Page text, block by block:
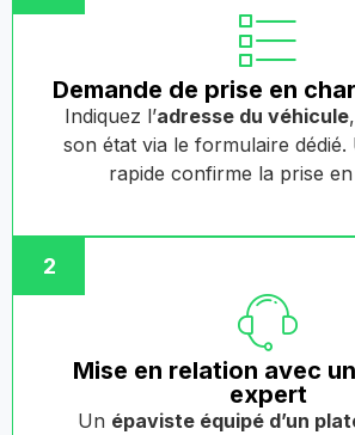
Demande de prise en
Indiquez l’adresse du véhicule
son état via le formulaire dédié.
rapide confirme la prise
2
Mise en relation avec
expert
Un épaviste équipé d’un